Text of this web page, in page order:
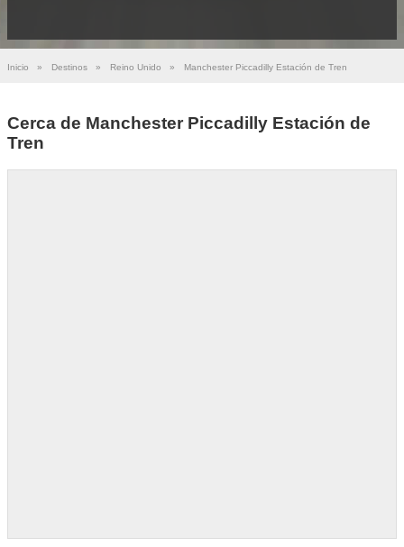
Inicio » Destinos » Reino Unido » Manchester Piccadilly Estación de Tren
Cerca de Manchester Piccadilly Estación de
Tren